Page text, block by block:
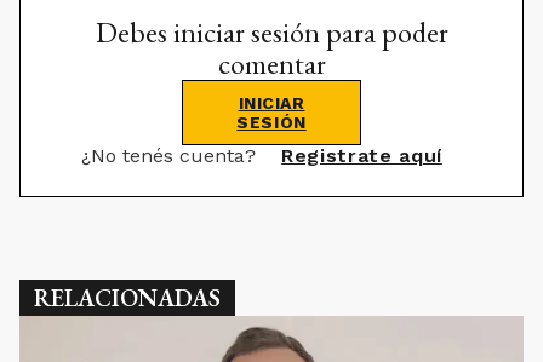
Debes iniciar sesión para poder
comentar
INICIAR
SESIÓN
¿No tenés cuenta? Registrate aquí
RELACIONADAS